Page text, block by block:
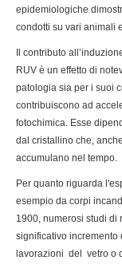
epidemiologiche
condotti su vari animali
Il contributo
RUV è un effetto di
patologia sia per i suoi
contribuiscono ad
fotochimica. Esse
dal cristallino che,
accumulano nel tempo.
Per quanto riguarda
esempio da corpi
1900, numerosi studi
significativo incremento
lavorazioni del vetro o